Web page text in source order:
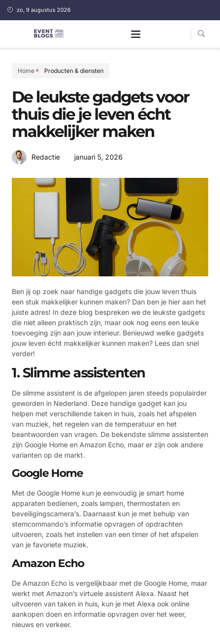
zo, 9 augustus 2026
Home Producten & diensten
De leukste gadgets voor
thuis die je leven écht
makkelijker maken
Redactie januari 5, 2026
Ben jij op zoek naar handige gadgets die jouw leven thuis
een stuk makkelijker kunnen maken? Dan ben je hier aan het
juiste adres! In deze blog bespreken we de leukste gadgets
die niet alleen praktisch zijn, maar ook nog eens een leuke
toevoeging zijn aan jouw interieur. Benieuwd welke gadgets
jouw leven écht makkelijker kunnen maken? Lees dan snel
verder!
1. Slimme assistenten
De slimme assistent is de afgelopen jaren steeds populairder
geworden in Nederland. Deze handige gadget kan jou
helpen met verschillende taken in huis, zoals het afspelen
van muziek, het regelen van de temperatuur en het
beantwoorden van vragen. De bekendste slimme assistenten
zijn Google Home en Amazon Echo, maar er zijn ook andere
varianten op de markt.
Google Home
Met de Google Home kun je eenvoudig je smart home
apparaten bedienen, zoals lampen, thermostaten en
beveiligingscamera’s. Daarnaast kun je met behulp van
stemcommando’s informatie opvragen of opdrachten
uitvoeren, zoals het instellen van een timer of het afspelen
van je favoriete muziek.
Amazon Echo
De Amazon Echo is vergelijkbaar met de Google Home, maar
werkt met Amazon’s virtuele assistent Alexa. Naast het
uitvoeren van taken in huis, kun je met Alexa ook online
aankopen doen en informatie opvragen over het weer,
nieuws en verkeer.